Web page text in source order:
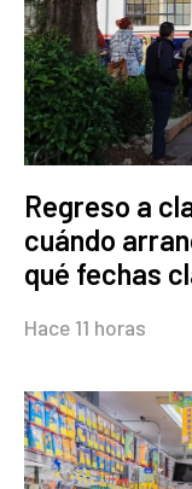
Regreso a
cuándo
qué fechas
Hace 11 horas